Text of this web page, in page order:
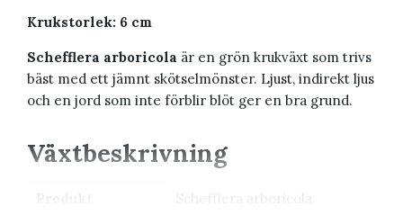
Krukstorlek: 6 cm
Schefflera arboricola är en grön krukväxt som trivs
bäst med ett jämnt skötselmönster. Ljust, indirekt ljus
och en jord som inte förblir blöt ger en bra grund.
Växtbeskrivning
Schefflera arboricola